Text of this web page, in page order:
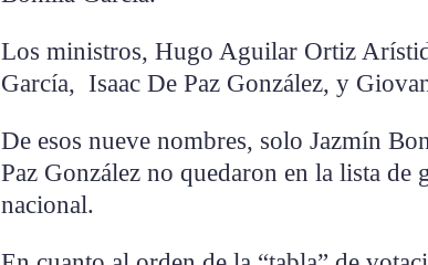
Los ministros, Hugo Aguilar Ortiz
García, Isaac De Paz González, y
De esos nueve nombres, solo Jazmín
Paz González no quedaron en la lista de
nacional.